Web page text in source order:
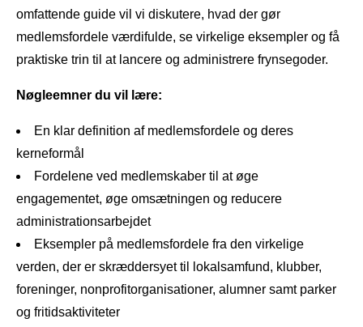
omfattende guide vil vi diskutere, hvad der gør
medlemsfordele værdifulde, se virkelige eksempler og få
praktiske trin til at lancere og administrere frynsegoder.
Nøgleemner du vil lære:
En klar definition af medlemsfordele og deres
kerneformål
Fordelene ved medlemskaber til at øge
engagementet, øge omsætningen og reducere
administrationsarbejdet
Eksempler på medlemsfordele fra den virkelige
verden, der er skræddersyet til lokalsamfund, klubber,
foreninger, nonprofitorganisationer, alumner samt parker
og fritidsaktiviteter